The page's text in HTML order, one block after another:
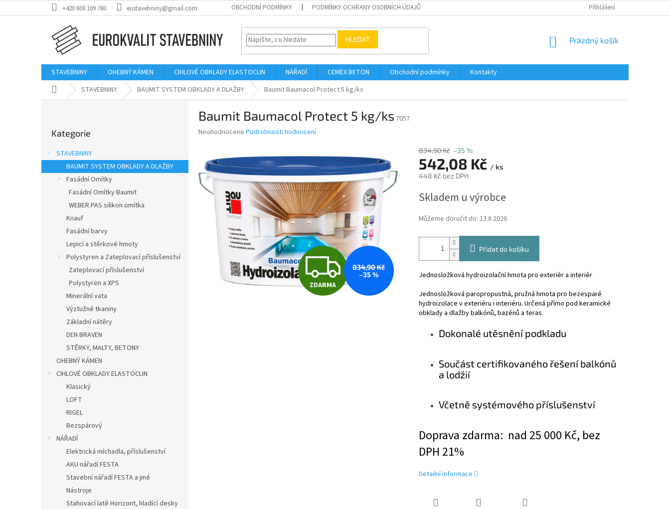
na
+420 608 109 780 eustavebniny@gmail.com OBCHODNÍ PODMÍNKY PODMÍNKY OCHRANY OSOBNÍCH ÚDAJŮ Přihlášení
HLEDAT
NÁKUPNÍ
Prázdný košík
STAVEBNINY OHEBNÝ KÁMEN CIHLOVÉ OBKLADY ELASTOCLIN NÁŘADÍ CEMEX BETON Obchodní podmínky
Kontakty
Domů STAVEBNINY BAUMIT SYSTEM OBKLADY A DLAŽBY Baumit Baumacol Protect 5 kg/ks
a
n
kategorie
Kategorie
STAVEBNINY
BAUMIT SYSTEM OBKLADY A DLAŽBY
Fasádní Omítky
Fasádní Omítky Baumit
WEBER.PAS silikon omítka
Knauf
Fasádní barvy
Lepicí a stěrkové hmoty
Polystyren a Zateplovací příslušenství
Zateplovací příslušenství
Polystyren a XPS
Minerální vata
Výztužné tkaniny
Základní nátěry
DEN BRAVEN
STĚRKY, MALTY, BETONY
OHEBNÝ KÁMEN
CIHLOVÉ OBKLADY ELASTOCLIN
Klasický
LOFT
RIGEL
Bezspárový
NÁŘADÍ
Elektrická míchadla, příslušenství
AKU nářadí FESTA
Stavební nářadí FESTA a jiné
Nástroje
Stahovací latě Horizont, hladící desky
Baumit Baumacol Protect 5 kg/ks 7057
Průměrné
0,0
z
5
hvězdiček.
Neohodnoceno Podrobnosti hodnocení
Z
D
ZDARMA
834,90 Kč
–35 %
834,90 Kč –35 %
542,08 Kč / ks
448 Kč bez DPH
cena:
Skladem u výrobce
Můžeme doručit do: 13.8.2026
Přidat do košíku
Jednosložková hydroizolační hmota pro exteriér a interiér
Jednosložková paropropustná, pružná hmota pro bezesparé
hydroizolace v exteriéru i interiéru. Určená přímo pod keramické
obklady a dlažby balkónů, bazénů a teras.
Dokonalé utěsnění podkladu
Součást certifikovaného řešení balkónů
a lodžií
Včetně systémového příslušenství
Doprava zdarma: nad 25 000 Kč, bez
DPH 21%
Detailní informace